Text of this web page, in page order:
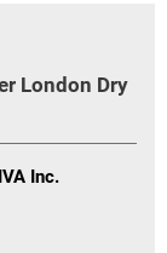
London Dry